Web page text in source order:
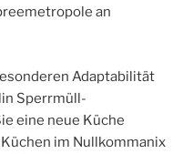
an
Adaptabilität
Sperrmüll-
eine neue Küche
im Nullkommanix